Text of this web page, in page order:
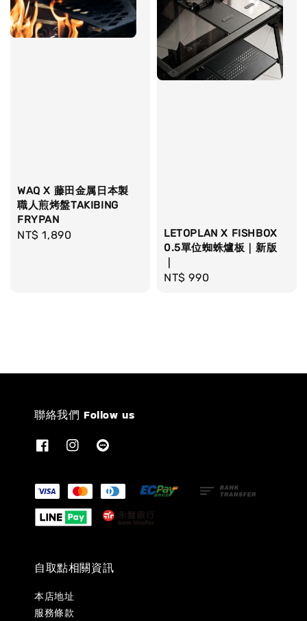
WAQ X 藤田金属日本製
職人煎烤盤TAKIBING
FRYPAN
Regular
NT$ 1,890
LETOPLAN X FISHBOX
0.5單位蜘蛛爐板｜新版
｜
Regular
NT$ 990
聯絡我們 Follow us
自取點相關資訊
本店地址
服務條款